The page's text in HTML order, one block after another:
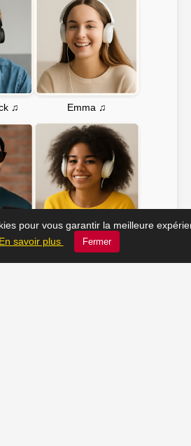
♫ Emma ♫
Soline ♫
pour vous garantir la meilleure
En savoir plus
Fermer